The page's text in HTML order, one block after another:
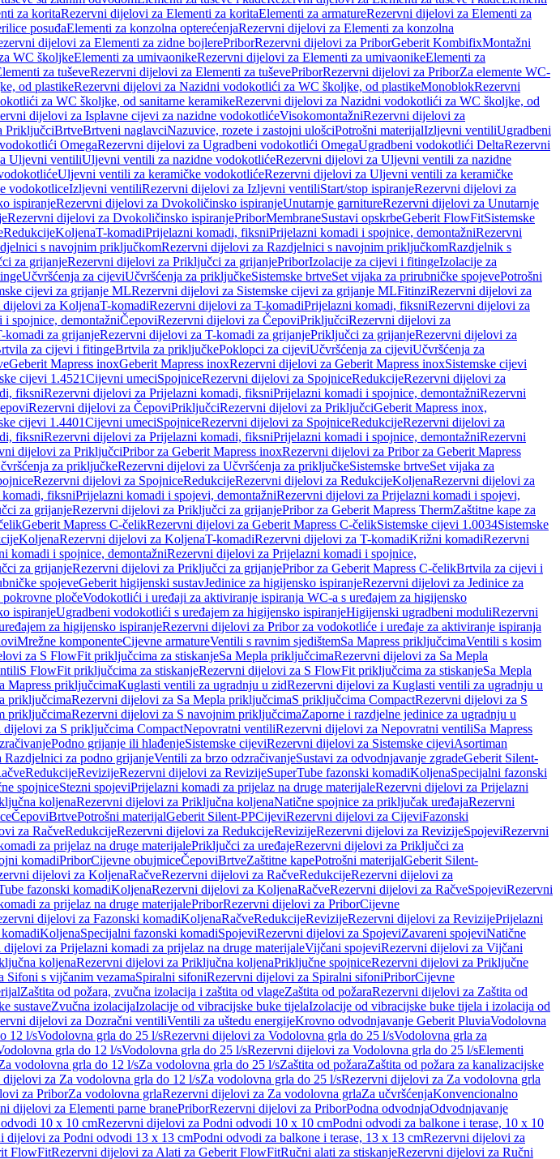
za koritaRezervni dijelovi za Elementi za koritaElementi za armatureRezervni dijelovi za Elementi za
posuđaElementi za konzolna opterećenjaRezervni dijelovi za Elementi za konzolna
dijelovi za Elementi za zidne bojlerePriborRezervni dijelovi za PriborGeberit KombifixMontažni
WC školjkeElementi za umivaonikeRezervni dijelovi za Elementi za umivaonikeElementi za
za tuševeRezervni dijelovi za Elementi za tuševePriborRezervni dijelovi za PriborZa elemente WC-
od plastikeRezervni dijelovi za Nazidni vodokotlići za WC školjke, od plastikeMonoblokRezervni
za WC školjke, od sanitarne keramikeRezervni dijelovi za Nazidni vodokotlići za WC školjke, od
dijelovi za Isplavne cijevi za nazidne vodokotlićeVisokomontažniRezervni dijelovi za
PriključciBrtveBrtveni naglavciNazuvice, rozete i zastojni ulošciPotrošni materijalIzljevni ventiliUgradbeni
OmegaRezervni dijelovi za Ugradbeni vodokotlići OmegaUgradbeni vodokotlići DeltaRezervni
Uljevni ventiliUljevni ventili za nazidne vodokotlićeRezervni dijelovi za Uljevni ventili za nazidne
Uljevni ventili za keramičke vodokotlićeRezervni dijelovi za Uljevni ventili za keramičke
vodokotliceIzljevni ventiliRezervni dijelovi za Izljevni ventiliStart/stop ispiranjeRezervni dijelovi za
ispiranjeRezervni dijelovi za Dvokoličinsko ispiranjeUnutarnje garnitureRezervni dijelovi za Unutarnje
Rezervni dijelovi za Dvokoličinsko ispiranjePriborMembraneSustavi opskrbeGeberit FlowFitSistemske
RedukcijeKoljenaT-komadiPrijelazni komadi, fiksniPrijelazni komadi i spojnice, demontažniRezervni
s navojnim priključkomRezervni dijelovi za Razdjelnici s navojnim priključkomRazdjelnik s
za grijanjeRezervni dijelovi za Priključci za grijanjePriborIzolacije za cijevi i fitingeIzolacije za
Učvršćenja za cijeviUčvršćenja za priključkeSistemske brtveSet vijaka za prirubničke spojevePotrošni
cijevi za grijanje MLRezervni dijelovi za Sistemske cijevi za grijanje MLFitinziRezervni dijelovi za
dijelovi za KoljenaT-komadiRezervni dijelovi za T-komadiPrijelazni komadi, fiksniRezervni dijelovi za
spojnice, demontažniČepoviRezervni dijelovi za ČepoviPriključciRezervni dijelovi za
komadi za grijanjeRezervni dijelovi za T-komadi za grijanjePriključci za grijanjeRezervni dijelovi za
za cijevi i fitingeBrtvila za priključkePoklopci za cijeviUčvršćenja za cijeviUčvršćenja za
Geberit Mapress inoxGeberit Mapress inoxRezervni dijelovi za Geberit Mapress inoxSistemske cijevi
cijevi 1.4521Cijevni umeciSpojniceRezervni dijelovi za SpojniceRedukcijeRezervni dijelovi za
fiksniRezervni dijelovi za Prijelazni komadi, fiksniPrijelazni komadi i spojnice, demontažniRezervni
Rezervni dijelovi za ČepoviPriključciRezervni dijelovi za PriključciGeberit Mapress inox,
cijevi 1.4401Cijevni umeciSpojniceRezervni dijelovi za SpojniceRedukcijeRezervni dijelovi za
fiksniRezervni dijelovi za Prijelazni komadi, fiksniPrijelazni komadi i spojnice, demontažniRezervni
dijelovi za PriključciPribor za Geberit Mapress inoxRezervni dijelovi za Pribor za Geberit Mapress
za priključkeRezervni dijelovi za Učvršćenja za priključkeSistemske brtveSet vijaka za
Rezervni dijelovi za SpojniceRedukcijeRezervni dijelovi za RedukcijeKoljenaRezervni dijelovi za
fiksniPrijelazni komadi i spojevi, demontažniRezervni dijelovi za Prijelazni komadi i spojevi,
za grijanjeRezervni dijelovi za Priključci za grijanjePribor za Geberit Mapress ThermZaštitne kape za
Geberit Mapress C-čelikRezervni dijelovi za Geberit Mapress C-čelikSistemske cijevi 1.0034Sistemske
KoljenaRezervni dijelovi za KoljenaT-komadiRezervni dijelovi za T-komadiKrižni komadiRezervni
komadi i spojnice, demontažniRezervni dijelovi za Prijelazni komadi i spojnice,
za grijanjeRezervni dijelovi za Priključci za grijanjePribor za Geberit Mapress C-čelikBrtvila za cijevi i
spojeveGeberit higijenski sustavJedinice za higijensko ispiranjeRezervni dijelovi za Jedinice za
pločeVodokotlići i uređaji za aktiviranje ispiranja WC-a s uređajem za higijensko
ispiranjeUgradbeni vodokotlići s uređajem za higijensko ispiranjeHigijenski ugradbeni moduliRezervni
za higijensko ispiranjeRezervni dijelovi za Pribor za vodokotliće i uređaje za aktiviranje ispiranja
Mrežne komponenteCijevne armatureVentili s ravnim sjedištemSa Mapress priključcimaVentili s kosim
za S FlowFit priključcima za stiskanjeSa Mepla priključcimaRezervni dijelovi za Sa Mepla
S FlowFit priključcima za stiskanjeRezervni dijelovi za S FlowFit priključcima za stiskanjeSa Mepla
Mapress priključcimaKuglasti ventili za ugradnju u zidRezervni dijelovi za Kuglasti ventili za ugradnju u
priključcimaRezervni dijelovi za Sa Mepla priključcimaS priključcima CompactRezervni dijelovi za S
priključcimaRezervni dijelovi za S navojnim priključcimaZaporne i razdjelne jedinice za ugradnju u
dijelovi za S priključcima CompactNepovratni ventiliRezervni dijelovi za Nepovratni ventiliSa Mapress
Podno grijanje ili hlađenjeSistemske cijeviRezervni dijelovi za Sistemske cijeviAsortiman
za podno grijanjeVentili za brzo odzračivanjeSustavi za odvodnjavanje zgradeGeberit Silent-
RedukcijeRevizijeRezervni dijelovi za RevizijeSuperTube fazonski komadiKoljenaSpecijalni fazonski
spojniceStezni spojeviPrijelazni komadi za prijelaz na druge materijaleRezervni dijelovi za Prijelazni
koljenaRezervni dijelovi za Priključna koljenaNatične spojnice za priključak uređajaRezervni
ČepoviBrtvePotrošni materijalGeberit Silent-PPCijeviRezervni dijelovi za CijeviFazonski
za RačveRedukcijeRezervni dijelovi za RedukcijeRevizijeRezervni dijelovi za RevizijeSpojeviRezervni
za prijelaz na druge materijalePriključci za uređajeRezervni dijelovi za Priključci za
komadiPriborCijevne obujmiceČepoviBrtveZaštitne kapePotrošni materijalGeberit Silent-
dijelovi za KoljenaRačveRezervni dijelovi za RačveRedukcijeRezervni dijelovi za
fazonski komadiKoljenaRezervni dijelovi za KoljenaRačveRezervni dijelovi za RačveSpojeviRezervni
za prijelaz na druge materijalePriborRezervni dijelovi za PriborCijevne
dijelovi za Fazonski komadiKoljenaRačveRedukcijeRevizijeRezervni dijelovi za RevizijePrijelazni
KoljenaSpecijalni fazonski komadiSpojeviRezervni dijelovi za SpojeviZavareni spojeviNatične
dijelovi za Prijelazni komadi za prijelaz na druge materijaleVijčani spojeviRezervni dijelovi za Vijčani
koljenaRezervni dijelovi za Priključna koljenaPriključne spojniceRezervni dijelovi za Priključne
Sifoni s vijčanim vezamaSpiralni sifoniRezervni dijelovi za Spiralni sifoniPriborCijevne
Zaštita od požara, zvučna izolacija i zaštita od vlageZaštita od požaraRezervni dijelovi za Zaštita od
sustaveZvučna izolacijaIzolacije od vibracijske buke tijelaIzolacije od vibracijske buke tijela i izolacija od
dijelovi za Dozračni ventiliVentili za uštedu energijeKrovno odvodnjavanje Geberit PluviaVodolovna
12 l/sVodolovna grla do 25 l/sRezervni dijelovi za Vodolovna grla do 25 l/sVodolovna grla za
grla do 12 l/sVodolovna grla do 25 l/sRezervni dijelovi za Vodolovna grla do 25 l/sElementi
vodolovna grla do 12 l/sZa vodolovna grla do 25 l/sZaštita od požaraZaštita od požara za kanalizacijske
dijelovi za Za vodolovna grla do 12 l/sZa vodolovna grla do 25 l/sRezervni dijelovi za Za vodolovna grla
za PriborZa vodolovna grlaRezervni dijelovi za Za vodolovna grlaZa učvršćenjaKonvencionalno
dijelovi za Elementi parne branePriborRezervni dijelovi za PriborPodna odvodnjaOdvodnjavanje
10 x 10 cmRezervni dijelovi za Podni odvodi 10 x 10 cmPodni odvodi za balkone i terase, 10 x 10
dijelovi za Podni odvodi 13 x 13 cmPodni odvodi za balkone i terase, 13 x 13 cmRezervni dijelovi za
FlowFitRezervni dijelovi za Alati za Geberit FlowFitRučni alati za stiskanjeRezervni dijelovi za Ručni